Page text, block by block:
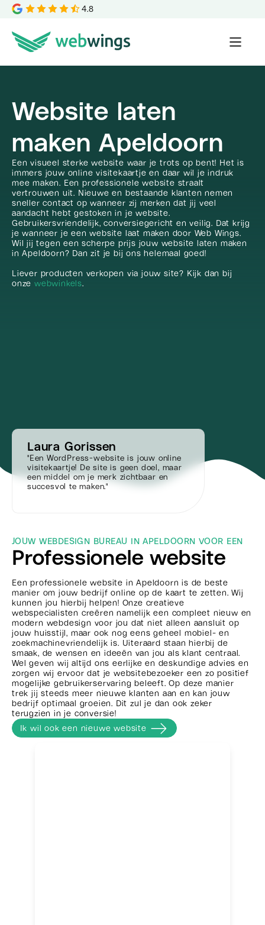
4.8
Website laten
maken Apeldoorn
Een visueel sterke website waar je trots op bent! Het is
immers jouw online visitekaartje en daar wil je indruk
mee maken. Een professionele website straalt
vertrouwen uit. Nieuwe en bestaande klanten nemen
sneller contact op wanneer zij merken dat jij veel
aandacht hebt gestoken in je website.
Gebruikersvriendelijk, conversiegericht en veilig. Dat krijg
je wanneer je een website laat maken door Web Wings.
Wil jij tegen een scherpe prijs jouw website laten maken
in Apeldoorn? Dan zit je bij ons helemaal goed!
Liever producten verkopen via jouw site? Kijk dan bij
onze webwinkels.
Laura Gorissen
"Een WordPress-website is jouw online
visitekaartje! De site is geen doel, maar
een middel om je merk zichtbaar en
succesvol te maken."
JOUW WEBDESIGN BUREAU IN APELDOORN VOOR EEN
Professionele website
Een professionele website in Apeldoorn is de beste
manier om jouw bedrijf online op de kaart te zetten. Wij
kunnen jou hierbij helpen! Onze creatieve
webspecialisten creëren namelijk een compleet nieuw en
modern webdesign voor jou dat niet alleen aansluit op
jouw huisstijl, maar ook nog eens geheel mobiel- en
zoekmachinevriendelijk is. Uiteraard staan hierbij de
smaak, de wensen en ideeën van jou als klant centraal.
Wel geven wij altijd ons eerlijke en deskundige advies en
zorgen wij ervoor dat je websitebezoeker een zo positief
mogelijke gebruikerservaring beleeft. Op deze manier
trek jij steeds meer nieuwe klanten aan en kan jouw
bedrijf optimaal groeien. Dit zul je dan ook zeker
terugzien in je conversie!
Ik wil ook een nieuwe website